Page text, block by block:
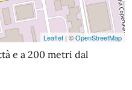
Leaflet | ©OpenStreetMap
e a 200 metri dal